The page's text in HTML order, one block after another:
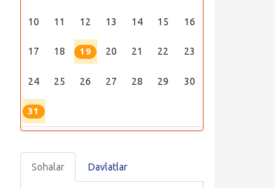
10 11 12 13 14 15 16
17 18 19 20 21 22 23
24 25 26 27 28 29 30
31
Sohalar Davlatlar